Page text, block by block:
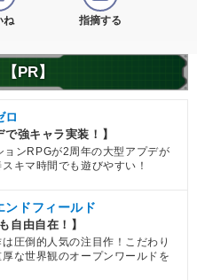
た姿
3
純粋サイヤ人
を超えた力
効果】
イヤ人
超サイヤ人
血
超激戦
テゴリー(3)】
人
ね 指摘する
PR】
ロ
で強キャラ実装！】
ョンRPGが2周年の大型アプデが
キマ時間でも遊びやすい！
ンドフィールド
自由自在！】
圧倒的人気の注目作！こだわり
な世界観のオープンワールドを